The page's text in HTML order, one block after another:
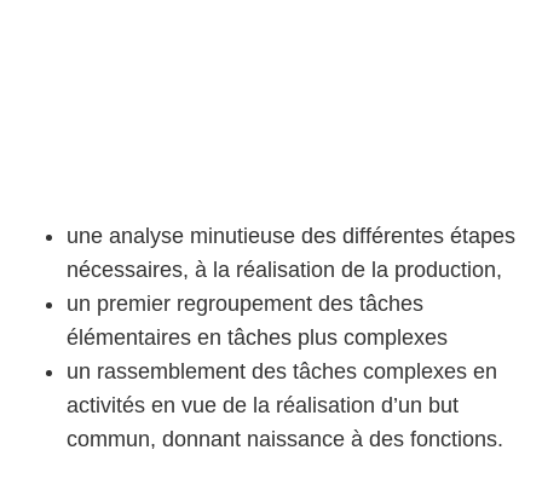
une analyse minutieuse des différentes étapes
nécessaires, à la réalisation de la production,
un premier regroupement des tâches
élémentaires en tâches plus complexes
un rassemblement des tâches complexes en
activités en vue de la réalisation d’un but
commun, donnant naissance à des fonctions.